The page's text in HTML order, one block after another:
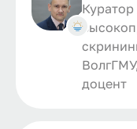
доцент